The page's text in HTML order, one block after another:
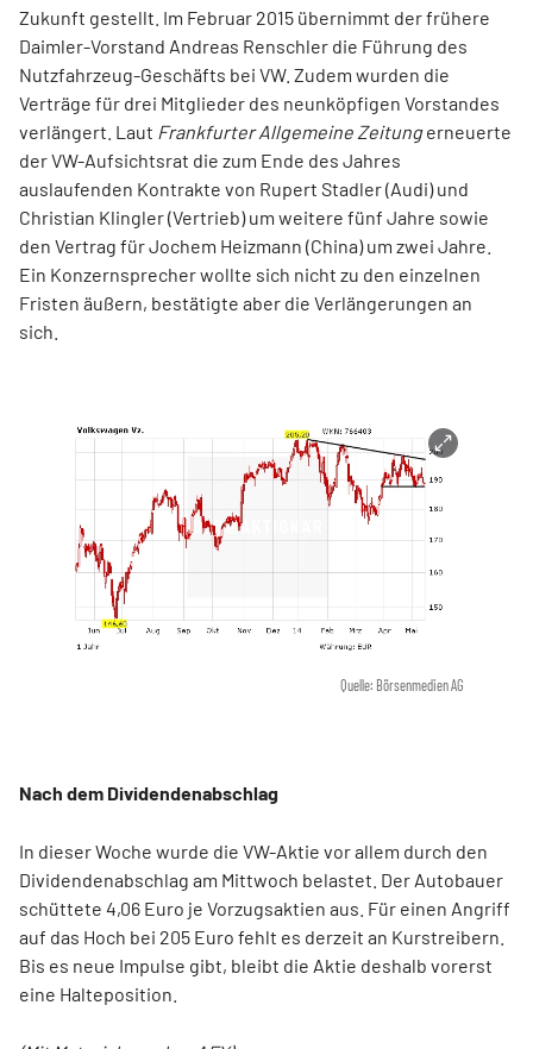
Zukunft gestellt. Im Februar 2015 übernimmt der frühere
Daimler-Vorstand Andreas Renschler die Führung des
Nutzfahrzeug-Geschäfts bei VW. Zudem wurden die
Verträge für drei Mitglieder des neunköpfigen Vorstandes
verlängert. Laut Frankfurter Allgemeine Zeitungerneuerte
der VW-Aufsichtsrat die zum Ende des Jahres
auslaufenden Kontrakte von Rupert Stadler (Audi) und
Christian Klingler (Vertrieb) um weitere fünf Jahre sowie
den Vertrag für Jochem Heizmann (China) um zwei Jahre.
Ein Konzernsprecher wollte sich nicht zu den einzelnen
Fristen äußern, bestätigte aber die Verlängerungen an
sich.
Quelle: Börsenmedien AG
Nach dem Dividendenabschlag
In dieser Woche wurde die VW-Aktie vor allem durch den
Dividendenabschlag am Mittwoch belastet. Der Autobauer
schüttete 4,06 Euro je Vorzugsaktien aus. Für einen Angriff
auf das Hoch bei 205 Euro fehlt es derzeit an Kurstreibern.
Bis es neue Impulse gibt, bleibt die Aktie deshalb vorerst
eine Halteposition.